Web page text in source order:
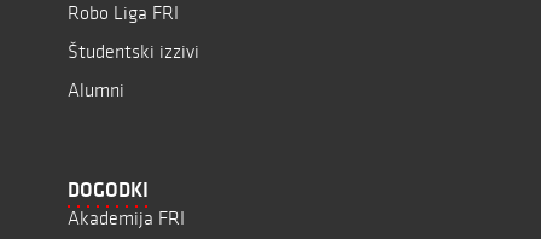
Robo Liga FRI
Študentski izzivi
Alumni
DOGODKI
Akademija FRI